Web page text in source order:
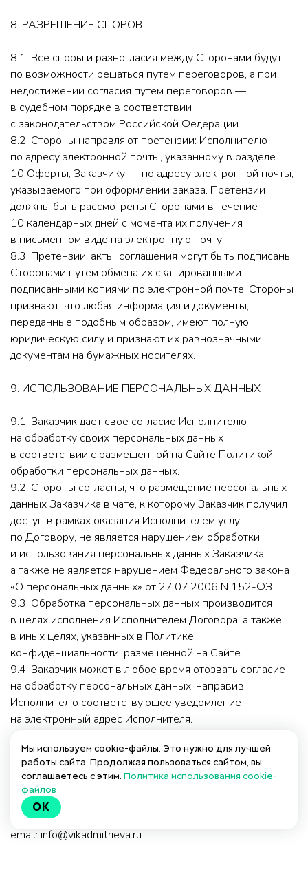
8. РАЗРЕШЕНИЕ СПОРОВ
8.1. Все споры и разногласия между Сторонами будут
по возможности решаться путем переговоров, а при
недостижении согласия путем переговоров —
в судебном порядке в соответствии
с законодательством Российской Федерации.
8.2. Стороны направляют претензии: Исполнителю—
по адресу электронной почты, указанному в разделе
10 Оферты, Заказчику — по адресу электронной почты,
указываемого при оформлении заказа. Претензии
должны быть рассмотрены Сторонами в течение
10 календарных дней с момента их получения
в письменном виде на электронную почту.
8.3. Претензии, акты, соглашения могут быть подписаны
Сторонами путем обмена их сканированными
подписанными копиями по электронной почте. Стороны
признают, что любая информация и документы,
переданные подобным образом, имеют полную
юридическую силу и признают их равнозначными
документам на бумажных носителях.
9. ИСПОЛЬЗОВАНИЕ ПЕРСОНАЛЬНЫХ ДАННЫХ
9.1. Заказчик дает свое согласие Исполнителю
на обработку своих персональных данных
в соответствии с размещенной на Сайте Политикой
обработки персональных данных.
9.2. Стороны согласны, что размещение персональных
данных Заказчика в чате, к которому Заказчик получил
доступ в рамках оказания Исполнителем услуг
по Договору, не является нарушением обработки
и использования персональных данных Заказчика,
а также не является нарушением Федерального закона
«О персональных данных» от 27.07.2006 N 152-ФЗ.
9.3. Обработка персональных данных производится
в целях исполнения Исполнителем Договора, а также
в иных целях, указанных в Политике
конфиденциальности, размещенной на Сайте.
9.4. Заказчик может в любое время отозвать согласие
на обработку персональных данных, направив
Исполнителю соответствующее уведомление
на электронный адрес Исполнителя.
10. РЕКВИЗИТЫ ИСПОЛНИТЕЛЯ
Индивидуальный предприниматель
ИП Дмитриева Виктория Дмитриевна
ИНН: 773271328919
ОГРНИП: 318774600263752
email: info@vikadmitrieva.ru
Мы используем cookie-файлы. Это нужно для лучшей
работы сайта. Продолжая пользоваться сайтом, вы
соглашаетесь с этим. Политика использования cookie-
файлов
OK